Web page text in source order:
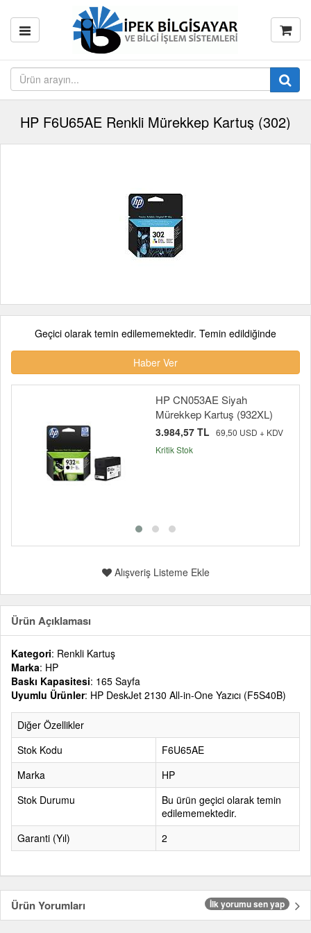
HP F6U65AE Renkli Mürekkep Kartuş (302)
Geçici olarak temin edilememektedir. Temin edildiğinde
Haber Ver
HP CN053AE Siyah
Mürekkep Kartuş (932XL)
3.984,57 TL 69,50 USD + KDV
Kritik Stok
Alışveriş Listeme Ekle
Ürün Açıklaması
Kategori: Renkli Kartuş
Marka: HP
Baskı Kapasitesi: 165 Sayfa
Uyumlu Ürünler: HP DeskJet 2130 All-in-One Yazıcı (F5S40B)
Diğer Özellikler
Stok Kodu
F6U65AE
Marka
HP
Stok Durumu
Bu ürün geçici olarak temin
edilememektedir.
Garanti (Yıl)
2
Ürün Yorumları İlk yorumu sen yap